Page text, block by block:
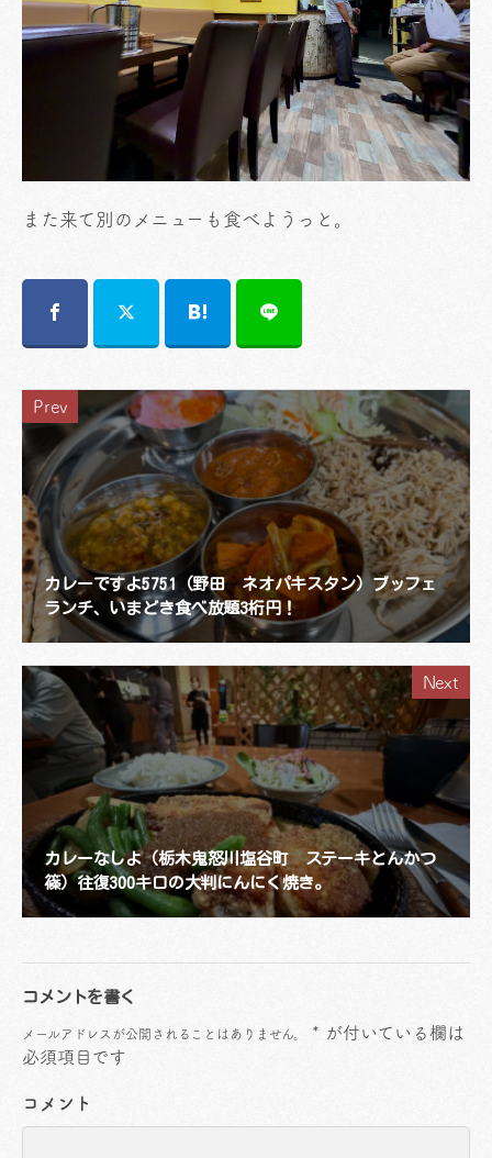
また来て別のメニューも食べようっと。
Prev
カレーですよ5751（野田 ネオパキスタン）ブッフェ
ランチ、いまどき食べ放題3桁円！
Next
カレーなしよ（栃木鬼怒川塩谷町 ステーキとんかつ
篠）往復300キロの大判にんにく焼き。
コメントを書く
メールアドレスが公開されることはありません。 * が付いている欄は
必須項目です
コメント